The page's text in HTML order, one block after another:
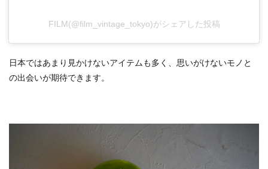
FILM(@film_vintage_tokyo)がシェアした投稿
日本ではあまり見かけないアイテムも多く、思いがけないモノと
の出会いが期待できます。